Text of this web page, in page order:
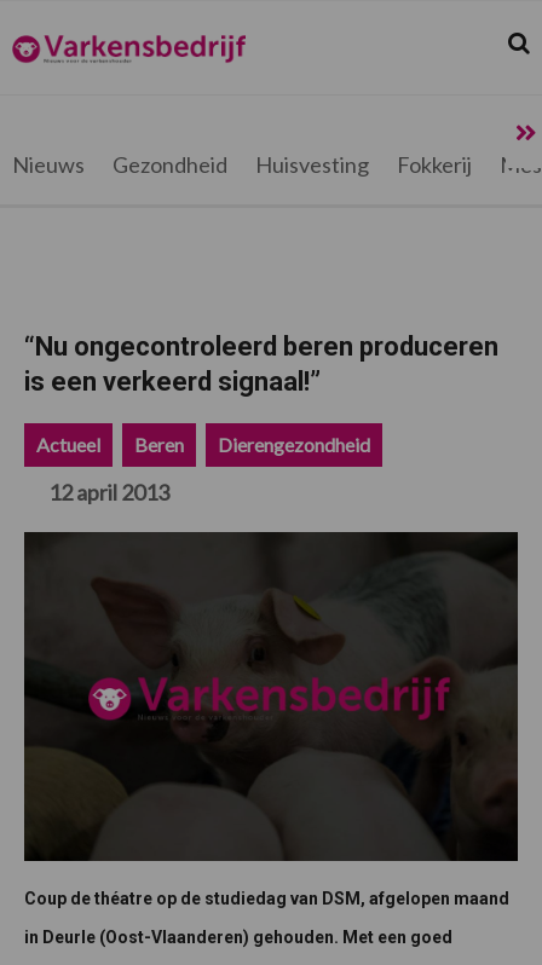
de
hoofdnavigatie
de
hoofd
de
eerste
de
voettekst
Varkensbedrijf.be
Nieuws Gezondheid Huisvesting Fokkerij
“Nu ongecontroleerd beren produceren
is een verkeerd signaal!”
Actueel Beren Dierengezondheid
12 april 2013
Coup de théatre op de studiedag van DSM, afgelopen maand
in Deurle (Oost-Vlaanderen) gehouden. Met een goed